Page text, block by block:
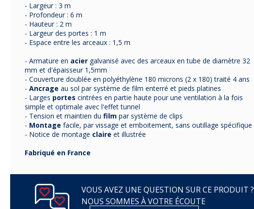
- Largeur : 3 m
- Profondeur : 6 m
- Hauteur : 2 m
- Largeur des portes : 1 m
- Espace entre les arceaux : 1,5 m
- Armature en aciergalvanisé avec des arceaux en tube de diamètre 32
mm et d'épaisseur 1,5mm
- Couverture doublée en polyéthylène 180 microns (2 x 180) traité 4 ans
- Ancrage au sol par système de film enterré et pieds platines
- Larges portes cintrées en partie haute pour une ventilation à la fois
simple et optimale avec l'effet tunnel
- Tension et maintien du film par système de clips
- Montage facile, par vissage et emboitement, sans outillage spécifique
- Notice de montage claire et illustrée
Fabriqué en France
VOUS AVEZ UNE QUESTION SUR CE PRODUIT ?
NOUS SOMMES À VOTRE ÉCOUTE